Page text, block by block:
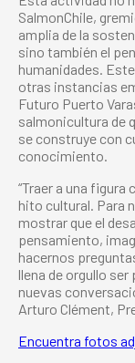
SalmonChile,
amplia de la
sino también el
humanidades.
otras instancias
Futuro Puerto
salmonicultura de
se construye con
conocimiento.
“Traer a una figura
hito cultural. Para
mostrar que el
pensamiento,
hacernos
llena de orgullo
nuevas
Arturo Clément,
Encuentra fotos